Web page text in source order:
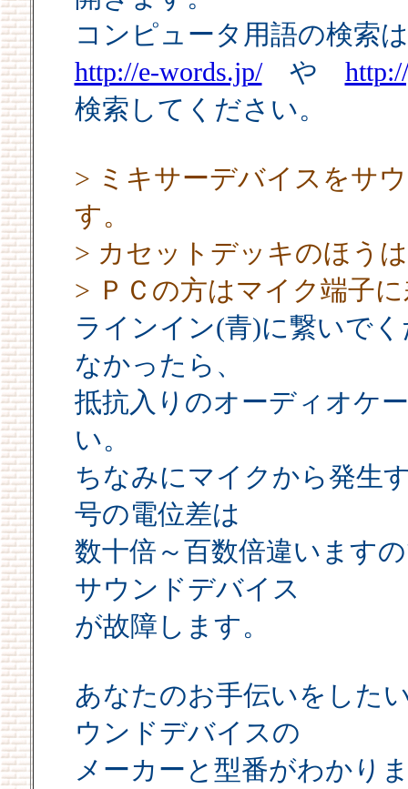
コンピュータ用語の検索は
http://e-words.jp/や
検索してください。
> ミキサーデバイスをサ
す。
> カセットデッキのほう
> ＰＣの方はマイク端子
ラインイン(青)に繋いで
なかったら、
抵抗入りのオーディオケ
い。
ちなみにマイクから発生
号の電位差は
数十倍～百数倍違います
サウンドデバイス
が故障します。
あなたのお手伝いをした
ウンドデバイスの
メーカーと型番がわかり